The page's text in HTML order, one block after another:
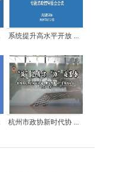
系统提升高水平开放 ...
杭州市政协新时代协 ...